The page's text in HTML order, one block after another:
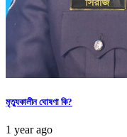
মৃত্যুকালীন ঘোষণা কি?
1 year ago